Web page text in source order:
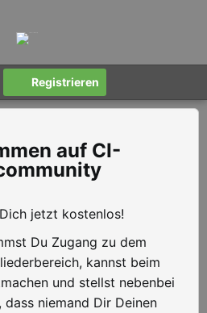
Registrieren
CI-
jetzt kostenlos!
Du Zugang zu dem
kannst beim
und stellst nebenbei
dass niemand Dir Deinen